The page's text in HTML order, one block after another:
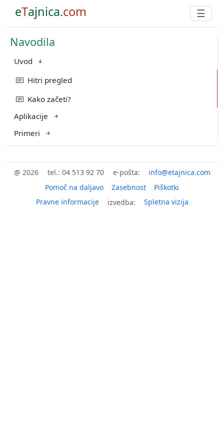
eTajnica.com ☰
Navodila
Uvod
Hitri pregled
Kako začeti?
Aplikacije
Primeri
@ 2026 tel.: 04 513 92 70
e-pošta:
Pomoč na daljavo
Zasebnost
Piškotki
Pravne informacije
izvedba: Spletna vizija